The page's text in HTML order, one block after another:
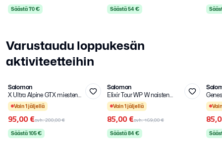
Säästä70€ Säästä54€
Varustaudu loppukesän
aktiviteetteihin
-53%
LISÄALE Kirjaudu sisään
Valitse kirjautumistapa.
Salomon
X Ultra Alpine GTX miesten
vaelluskengät
Vain1jäljellä
95,00 €ovh.200,00 €
Säästä105€
-50%
LISÄALE Valitse
Salomon
Elixir Tour WP W naisten
valluskengät
Vain1jäljellä
85,00 €ovh.169,00 €
Säästä84€
-50